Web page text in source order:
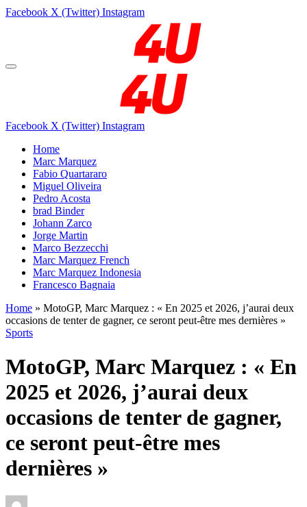
Facebook X (Twitter) Instagram
Facebook X (Twitter) Instagram
Home
Marc Marquez
Fabio Quartararo
Miguel Oliveira
Pedro Acosta
brad Binder
Johann Zarco
Jorge Martin
Marco Bezzecchi
Marc Marquez French
Marc Marquez Indonesia
Francesco Bagnaia
Home » MotoGP, Marc Marquez : « En 2025 et 2026, j’aurai deux
occasions de tenter de gagner, ce seront peut-être mes dernières »
Sports
MotoGP, Marc Marquez : « En
2025 et 2026, j’aurai deux
occasions de tenter de gagner,
ce seront peut-être mes
dernières »